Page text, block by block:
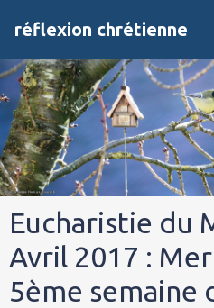
réflexion chrétienne
Eucharistie du
Avril 2017 :
5ème semaine